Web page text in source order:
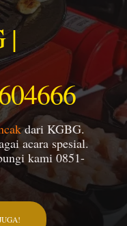
|
dari KGBG.
acara spesial.
kami 0851-